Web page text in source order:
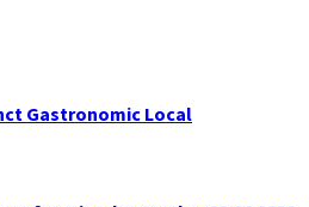
Gastronomic Local